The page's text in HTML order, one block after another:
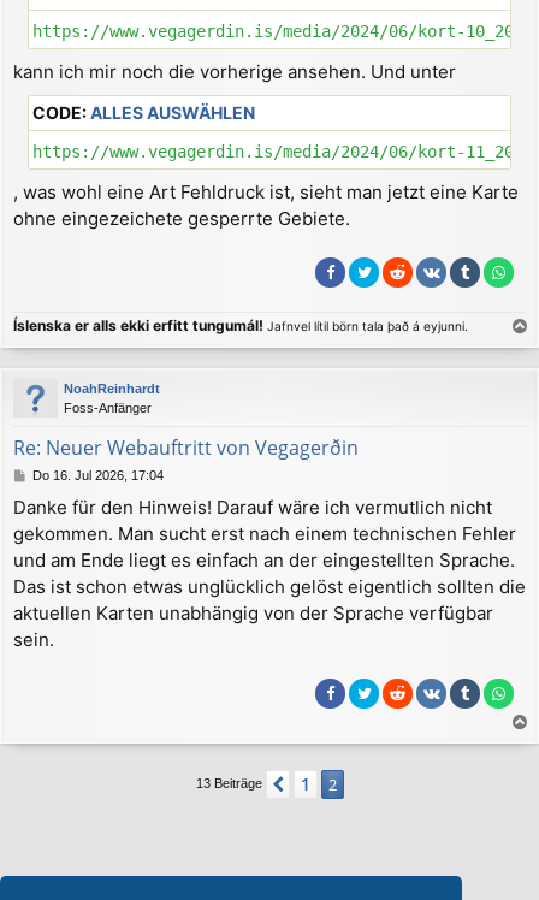
https://www.vegagerdin.is/media/2024/06/kort-
kann ich mir noch die vorherige ansehen. Und unter
CODE:ALLES AUSWÄHLEN
https://www.vegagerdin.is/media/2024/06/kort-
, was wohl eine Art Fehldruck ist, sieht man jetzt eine Karte
ohne eingezeichete gesperrte Gebiete.
Íslenska er alls ekki erfitt tungumál! Jafnvel lítil börn tala það á eyjunni.
a
c
NoahReinhardt
Foss-Anfänger
Re: Neuer Webauftritt von Vegagerðin
B
i
t
a
g
Do 16. Jul 2026, 17:04
Danke für den Hinweis! Darauf wäre ich vermutlich nicht
gekommen. Man sucht erst nach einem technischen Fehler
und am Ende liegt es einfach an der eingestellten Sprache.
Das ist schon etwas unglücklich gelöst eigentlich sollten die
aktuellen Karten unabhängig von der Sprache verfügbar
sein.
a
13 Beiträge Vorherige
1 2